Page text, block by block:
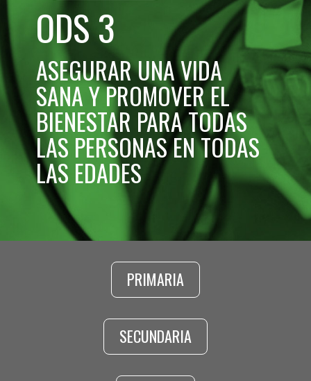
ODS 3
ASEGURAR UNA VIDA
SANA Y PROMOVER EL
BIENESTAR PARA TODAS
LAS PERSONAS EN TODAS
LAS EDADES
PRIMARIA
SECUNDARIA